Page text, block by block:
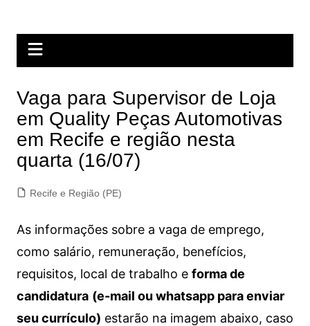
Vaga para Supervisor de Loja
em Quality Peças Automotivas
em Recife e região nesta
quarta (16/07)
Recife e Região (PE)
As informações sobre a vaga de emprego,
como salário, remuneração, benefícios,
requisitos, local de trabalho e forma de
candidatura (e-mail ou whatsapp para enviar
seu currículo) estarão na imagem abaixo, caso